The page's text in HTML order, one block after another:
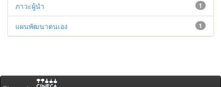
1
ภาวะผู้นำ
1
แผนพัฒนาตนเอง